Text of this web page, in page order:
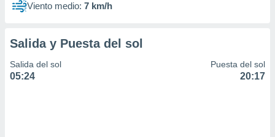
Viento medio: 7 km/h
Salida y Puesta del sol
Salida del sol
05:24
Puesta del sol
20:17